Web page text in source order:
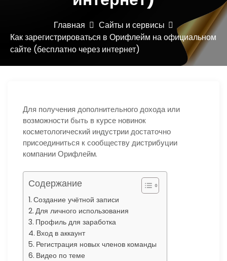
Главная
Сайты и сервисы
Как зарегистрироваться в Орифлейм на официальном
сайте (бесплатно через интернет)
Для получения дополнительного дохода или
возможности быть в курсе новинок
косметологический индустрии достаточно
присоединиться к сообществу дистрибуции
компании Орифлейм.
Содержание
Создание учётной записи
Для личного использования
Профиль для заработка
Вход в аккаунт
Регистрация новых членов команды
Видео по теме